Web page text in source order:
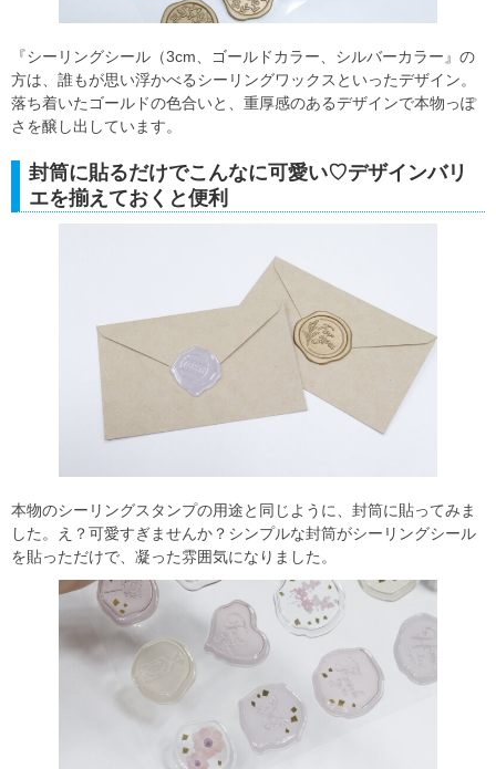
『シーリングシール（3cm、ゴールドカラー、シルバーカラー』の
方は、誰もが思い浮かべるシーリングワックスといったデザイン。
落ち着いたゴールドの色合いと、重厚感のあるデザインで本物っぽ
さを醸し出しています。
封筒に貼るだけでこんなに可愛い♡デザインバリ
エを揃えておくと便利
本物のシーリングスタンプの用途と同じように、封筒に貼ってみま
した。え？可愛すぎませんか？シンプルな封筒がシーリングシール
を貼っただけで、凝った雰囲気になりました。